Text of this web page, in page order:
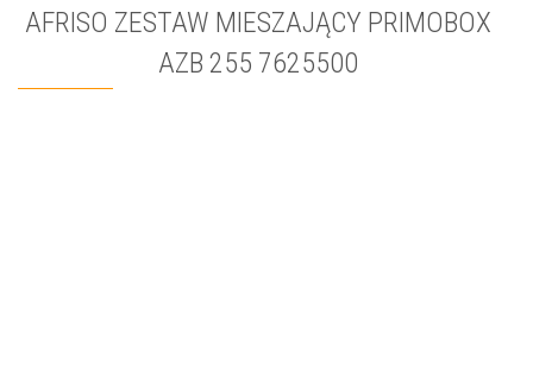
AFRISO ZESTAW MIESZAJĄCY PRIMOBOX
AZB 255 7625500